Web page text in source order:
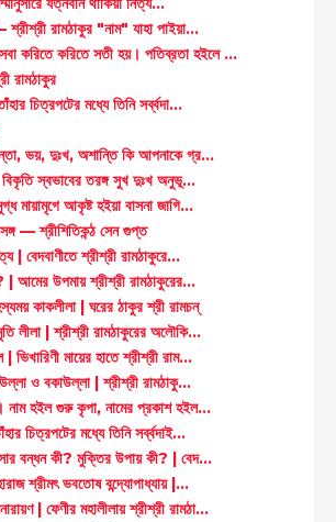
শ্রীশ্রী রামঠাকুর "নাম" যাহা পাইয়া...
করিতে করিতে সতী হয়। পতিব্রতা হইলে ...
রামঠাকুর
চিত্রপটের মধ্যে তিনি সর্ব্বদা...
ভয়, দুঃখ, অশান্তি কি আপনাকে গ্র...
বিকৃতি স্বভাবের তরঙ্গ সুখ দুঃখ অনুভূ...
মায়ামৃগে আকৃষ্ট হইয়া বাসনা জাগি...
— শ্রীশিতিকন্ঠ সেন গুপ্ত
| বেদবাণীতে শ্রীশ্রী রামঠাকুরে...
| আমের উপমায় শ্রীশ্রী রামঠাকুরের...
কাকলীলা | ঘরের ঠাকুর শ্রী রামচন্
লীলা | শ্রীশ্রী রামঠাকুরের অলৌকি...
ভিখারিণী মায়ের হাতে শ্রীশ্রী রাম...
ও বকাউল্লা | শ্রীশ্রী রামঠাকু...
নাম হইল গুরু কৃপা, নামের প্রকাশ হইল...
চিত্রপটের মধ্যে তিনি সর্ব্বদাই...
বন্ধন কী? মুক্তির উপায় কী? | বেদ...
শ্রীমৎ ভবতোষ বন্দ্যোপাধ্যায় |...
| ফেণীর মহালীলায় শ্রীশ্রী রামঠা...